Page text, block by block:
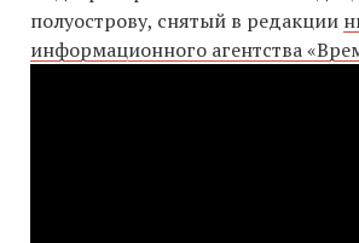
полуострову, снятый в редакции
информационного агентства